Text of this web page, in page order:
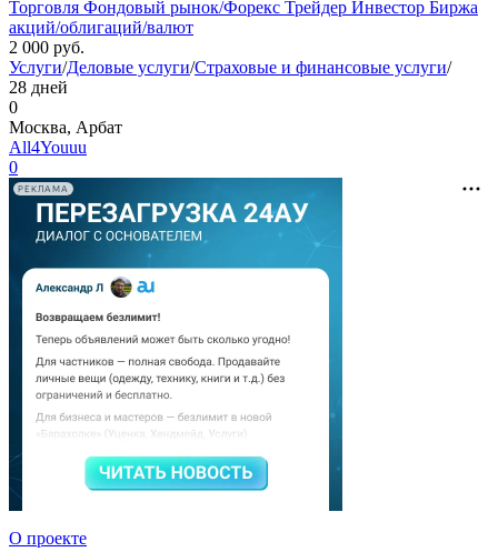
Торговля Фондовый рынок/Форекс Трейдер Инвестор Биржа
акций/облигаций/валют
2 000 руб.
Услуги/Деловые услуги/Страховые и финансовые услуги/
28 дней
0
Москва, Арбат
All4Youuu
0
РЕКЛАМА
О проекте